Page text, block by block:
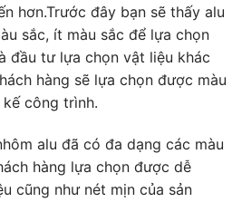
hơn.Trước đây bạn sẽ thấy alu
sắc, ít màu sắc để lựa chọn
đầu tư lựa chọn vật liệu khác
hàng sẽ lựa chọn được màu
công trình.
alu đã có đa dạng các màu
hàng lựa chọn được dễ
cũng như nét mịn của sản